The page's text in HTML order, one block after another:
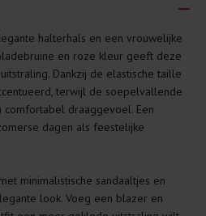
hebben van je nieuwe kleding.
algemene was-tips:
was-etiket.
Dat beschermt de
20 of 30 graden wassen is vaak
halterhals en een vrouwelijke
en roze kleur geeft deze
Dankzij de elastische taille
terwijl de soepelvallende
draaggevoel. Een
dagen als feestelijke
minimalistische sandaaltjes en
look. Voeg een blazer en